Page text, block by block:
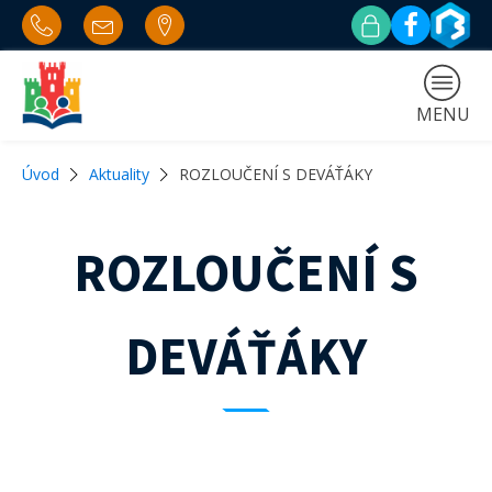
MENU
Úvod Aktuality ROZLOUČENÍ S DEVÁŤÁKY
ROZLOUČENÍ S
DEVÁŤÁKY